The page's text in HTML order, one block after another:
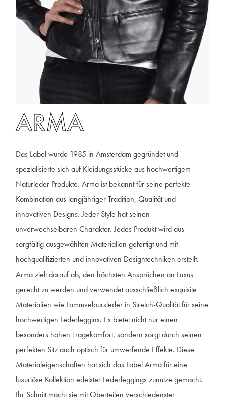
ARMA
Das Label wurde 1985 in Amsterdam gegründet und
spezialisierte sich auf Kleidungsstücke aus hochwertigem
Naturleder Produkte. Arma ist bekannt für seine perfekte
Kombination aus langjähriger Tradition, Qualität und
innovativen Designs. Jeder Style hat seinen
unverwechselbaren Charakter. Jedes Produkt wird aus
sorgfältig ausgewählten Materialien gefertigt und mit
hochqualifizierten und innovativen Designtechniken erstellt.
Arma zielt darauf ab, den höchsten Ansprüchen an Luxus
gerecht zu werden und verwendet ausschließlich exquisite
Materialien wie Lammveloursleder in Stretch-Qualität für seine
hochwertigen Lederleggins. Es bietet nicht nur einen
besonders hohen Tragekomfort, sondern sorgt durch seinen
perfekten Sitz auch optisch für umwerfende Effekte. Diese
Materialeigenschaften hat sich das Label Arma für eine
luxuriöse Kollektion edelster Lederleggings zunutze gemacht.
Ihr Schnitt macht sie mit Oberteilen verschiedenster